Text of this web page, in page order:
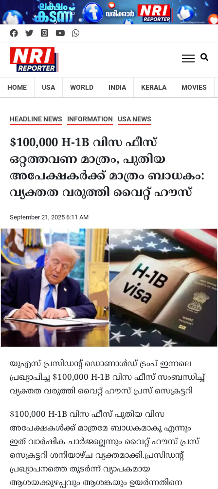
HOME USA WORLD INDIA KERALA MOVIES
HEADLINE NEWS INFORMATION USA NEWS
$100,000 H-1B വിസ ഫീസ്
ഒറ്റത്തവണ മാത്രം, പുതിയ
അപേക്ഷകർക്ക് മാത്രം ബാധകം:
വ്യക്തത വരുത്തി വൈറ്റ് ഹൗസ്
September 21, 2025 6:11 AM
യുഎസ് പ്രസിഡൻ്റ് ഡൊണാൾഡ് ട്രംപ് ഇന്നലെ
പ്രഖ്യാപിച്ച $100,000 H-1B വിസ ഫീസ് സംബന്ധിച്ച്
വ്യക്തത വരുത്തി വൈറ്റ് ഹൗസ് പ്രസ് സെക്രട്ടറി
$100,000 H-1B വിസ ഫീസ് പുതിയ വിസ
അപേക്ഷകൾക്ക് മാത്രമേ ബാധകമാകൂ എന്നും
ഇത് വാർഷിക ചാർജല്ലെന്നും വൈറ്റ് ഹൗസ് പ്രസ്
സെക്രട്ടറി ശനിയാഴ്ച വ്യക്തമാക്കി.പ്രസിഡന്റ്
പ്രഖ്യാപനത്തെ തുടർന്ന് വ്യാപകമായ
ആശയക്കുഴപ്പവും ആശങ്കയും ഉയർന്നതിനെ